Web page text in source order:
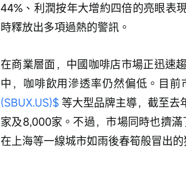
44%、利潤按年大增約四倍的亮眼表
時釋放出多項過熱的警訊。
在商業層面，中國咖啡店市場正迅速
中，咖啡飲用滲透率仍然偏低。目前
(SBUX.US)$ 等大型品牌主導，截至去
家及8,000家。不過，市場同時也擠
在上海等一線城市如雨後春筍般冒出的